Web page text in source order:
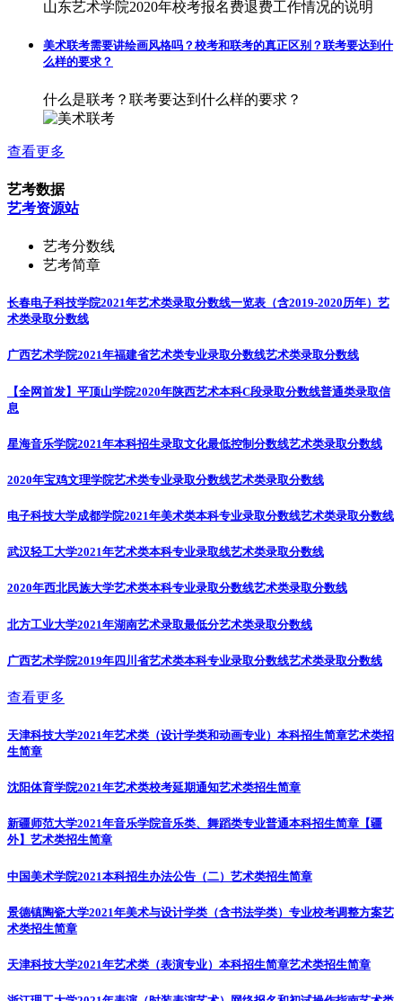
山东艺术学院2020年校考报名费退费工作情况的说明
美术联考需要讲绘画风格吗？校考和联考的真正区别？联考要达到什
么样的要求？
什么是联考？联考要达到什么样的要求？
查看更多
艺考数据
艺考资源站
艺考分数线
艺考简章
长春电子科技学院2021年艺术类录取分数线一览表（含2019-2020历年） 艺
术类录取分数线
广西艺术学院2021年福建省艺术类专业录取分数线艺术类录取分数线
【全网首发】平顶山学院2020年陕西艺术本科C段录取分数线普通类录取信
息
星海音乐学院2021年本科招生录取文化最低控制分数线艺术类录取分数线
2020年宝鸡文理学院艺术类专业录取分数线艺术类录取分数线
电子科技大学成都学院2021年美术类本科专业录取分数线艺术类录取分数线
武汉轻工大学2021年艺术类本科专业录取线艺术类录取分数线
2020年西北民族大学艺术类本科专业录取分数线艺术类录取分数线
北方工业大学2021年湖南艺术录取最低分艺术类录取分数线
广西艺术学院2019年四川省艺术类本科专业录取分数线艺术类录取分数线
查看更多
天津科技大学2021年艺术类（设计学类和动画专业）本科招生简章艺术类招
生简章
沈阳体育学院2021年艺术类校考延期通知艺术类招生简章
新疆师范大学2021年音乐学院音乐类、舞蹈类专业普通本科招生简章【疆
外】 艺术类招生简章
中国美术学院2021本科招生办法公告（二） 艺术类招生简章
景德镇陶瓷大学2021年美术与设计学类（含书法学类）专业校考调整方案艺
术类招生简章
天津科技大学2021年艺术类（表演专业）本科招生简章艺术类招生简章